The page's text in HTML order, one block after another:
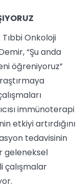
Onkoloji
“Şu anda
öğreniyoruz”
immünoterapi
etkiyi artırdığını
tedavisinin
geleneksel
çalışmalar